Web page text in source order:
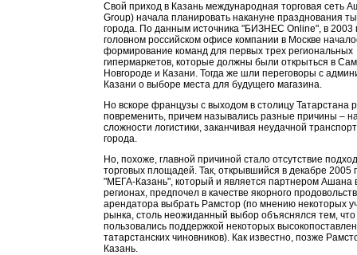
Свой приход в Казань международная торговая сеть
Group) начала планировать накануне празднования
города. По данным источника "БИЗНЕС Online", в 2003
головном российском офисе компании в Москве
формирование команд для первых трех региональных
гипермаркетов, которые должны были открыться в
Новгороде и Казани. Тогда же шли переговоры с
Казани о выборе места для будущего магазина.
Но вскоре французы с выходом в столицу Татарстана
повременить, причем назывались разные причины –
сложности логистики, заканчивая неудачной
города.
Но, похоже, главной причиной стало отсутствие
торговых площадей. Так, открывшийся в декабре 2005
"МЕГА-Казань", который и является партнером Ашана
регионах, предпочел в качестве якорного
арендатора выбрать Рамстор (по мнению некоторых
рынка, столь неожиданный выбор объяснялся тем, что
пользовались поддержкой некоторых
татарстанских чиновников). Как известно, позже
Казань.